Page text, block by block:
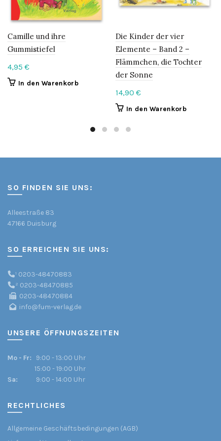
Camille und ihre
Gummistiefel
4,95 €
In den Warenkorb
Die Kinder der vier
Elemente – Band 2 –
Flämmchen, die Tochter
der Sonne
14,90 €
In den Warenkorb
SO FINDEN SIE UNS:
Alleestraße 83
47166 Duisburg
SO ERREICHEN SIE UNS:
¹ 0203-48470883
² 0203-48470885
0203-48470884
info@fum-verlag.de
UNSERE ÖFFNUNGSZEITEN
Mo - Fr:
9:00 - 13:00 Uhr
15:00 - 19:00 Uhr
Sa:
9:00 - 14:00 Uhr
RECHTLICHES
Allgemeine Geschäftsbedingungen (AGB)